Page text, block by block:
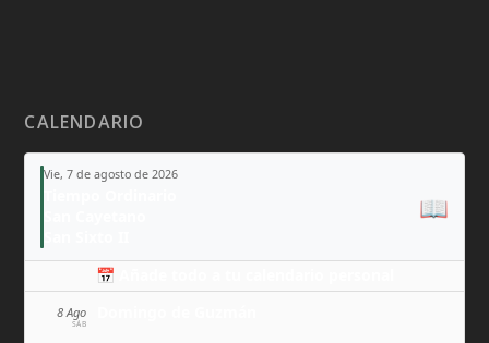
CALENDARIO
Vie, 7 de agosto de 2026
📖
📅 Añade todo a tu calendario personal
8 Ago
SÁB